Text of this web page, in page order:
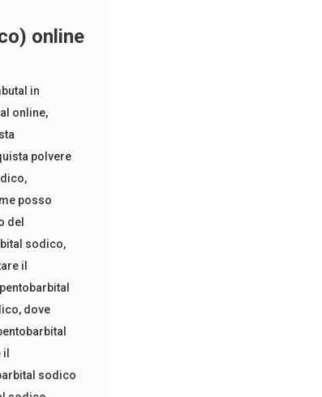
online
in
online,
polvere
,
posso
del
sodico,
il
, dove
sodico